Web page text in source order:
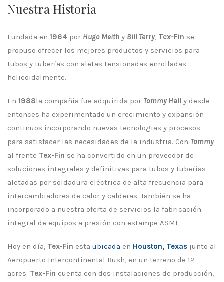
Nuestra Historia
Fundada en 1964 por Hugo Meith y Bill Terry, Tex-Fin se
propuso ofrecer los mejores productos y servicios para
tubos y tuberías con aletas tensionadas enrolladas
helicoidalmente.
En 1988la compañia fue adquirida por Tommy Hall y desde
entonces ha experimentado un crecimiento y expansión
continuos incorporando nuevas tecnologias y procesos
para satisfacer las necesidades de la industria. Con Tommy
al frente Tex-Fin se ha convertido en un proveedor de
soluciones integrales y definitivas para tubos y tuberías
aletadas por soldadura eléctrica de alta frecuencia para
intercambiadores de calor y calderas. También se ha
incorporado a nuestra oferta de servicios la fabricación
integral de equipos a presión con estampe ASME
Hoy en día, Tex-Fin esta ubicada en Houston, Texas junto al
Aeropuerto Intercontinental Bush, en un terreno de 12
acres. Tex-Fin cuenta con dos instalaciones de producción,